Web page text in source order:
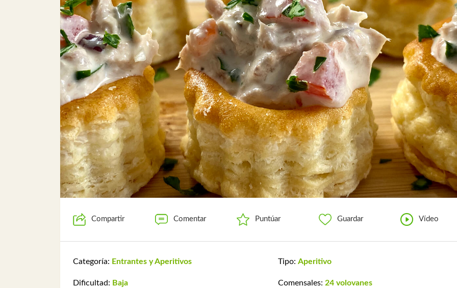
Compartir Comentar Puntúar Guardar Vídeo
Categoría: Entrantes y Aperitivos
Dificultad: Baja
Tipo: Aperitivo
Comensales: 24 volovanes